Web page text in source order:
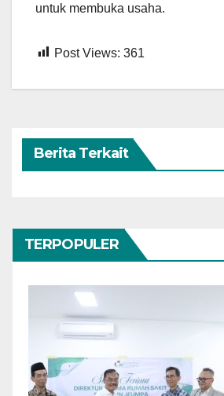
untuk membuka usaha.
Post Views: 361
Berita Terkait
TERPOPULER